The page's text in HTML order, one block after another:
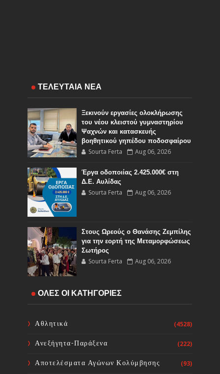
ΤΕΛΕΥΤΑΙΑ ΝΕΑ
Ξεκινούν εργασίες ολοκλήρωσης
του νέου κλειστού γυμναστηρίου
Ψαχνών και κατασκευής
βοηθητικού γηπέδου ποδοσφαίρου
Sourta Ferta Aug 06, 2026
Έργα οδοποιίας 2.425.000€ στη
Δ.Ε. Αυλίδας
Sourta Ferta Aug 06, 2026
Στους Ωρεούς ο Θανάσης Ζεμπίλης
για την εορτή της Μεταμορφώσεως
Σωτήρος
Sourta Ferta Aug 06, 2026
Έναρξη εργασιών του Υποέργου 1
Συλλόγων Χώρας: Άμεση
επίσπευση των διαδικασιών και
ΟΛΕΣ ΟΙ ΚΑΤΗΓΟΡΙΕΣ
Αθλητικά (4528)
Ανεξήγητα-Παράξενα (222)
Αποτελέσματα Αγώνων Κολύμβησης (93)